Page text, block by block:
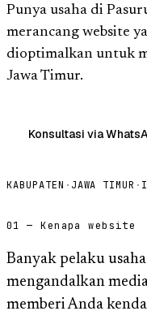
Punya usaha di
merancang website
dioptimalkan untuk
Jawa Timur.
Konsultasi via
KABUPATEN · JAWA TIMUR ·
01 — Kenapa website
Banyak pelaku
mengandalkan
memberi Anda